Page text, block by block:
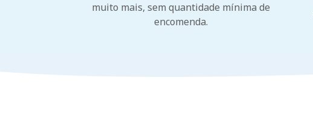
muito mais, sem quantidade mínima de
encomenda.